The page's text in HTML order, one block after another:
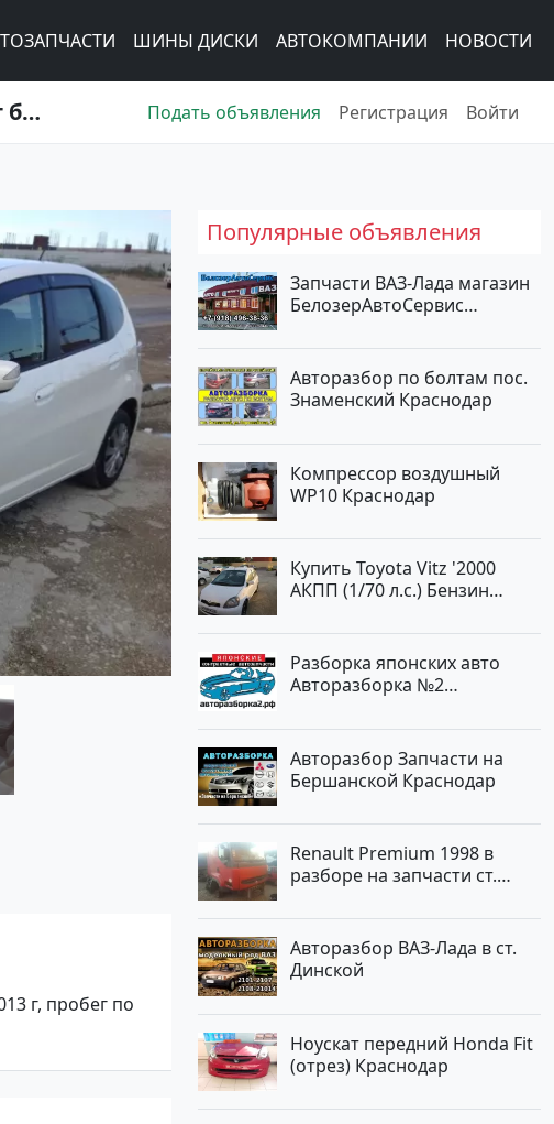
ШИНЫ ДИСКИ АВТОКОМПАНИИ НОВОСТИ
Купить Honda Fit 1400 см3 АКПП (99 л.с.) Бензин инжектор в Новороссийск: цвет белый Хетчбэк 2009 года по цене 385000 рублей, объявление №1587 на сайте Авторынок23 Подать объявления Регистрация Войти
г, пробег по
Популярные объявления
Запчасти ВАЗ-Лада магазин
БелозерАвтоСервис
Авторазбор по болтам пос.
Знаменский Краснодар
Компрессор воздушный
WP10 Краснодар
Купить Toyota Vitz '2000
АКПП (1/70 л.с.) Бензин
Белый Хетчбэк по цене
194000 рублей, объявление
№15521 на сайте
Авторынок23
Разборка японских авто
Авторазборка №2
Авторазбор Запчасти на
Бершанской Краснодар
Renault Premium 1998 в
разборе на запчасти ст.
Авторазбор ВАЗ-Лада в ст.
Динской
Ноускат передний Honda Fit
(отрез) Краснодар